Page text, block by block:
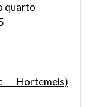
quarto
Hortemels)